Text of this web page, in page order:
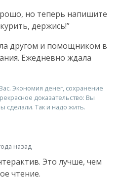
но теперь напишите
держись!”
другом и помощником в
Ежедневно ждала
Экономия денег, сохранение
доказательство: Вы
сделали. Так и надо жить.
назад
Это лучше, чем
чтение.